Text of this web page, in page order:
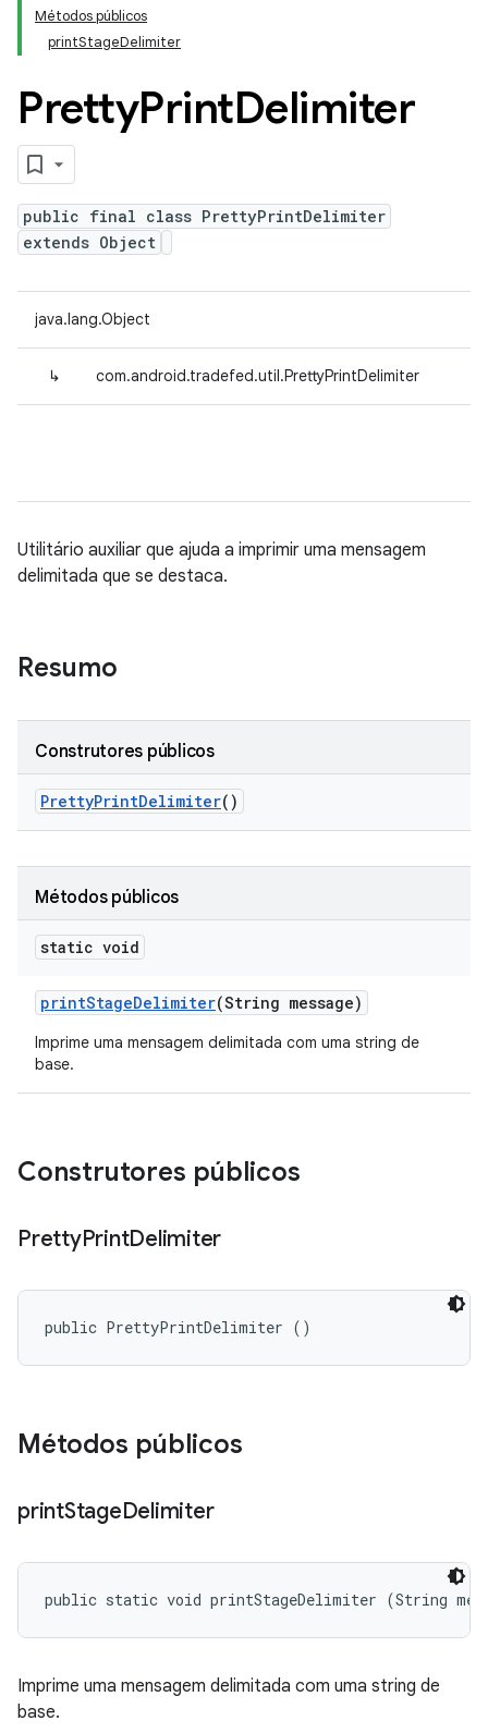
Métodos públicos
printStageDelimiter
PrettyPrintDelimiter
public final class PrettyPrintDelimiter
extends Object
java.lang.Object
↳ com.android.tradefed.util.PrettyPrintDelimiter
Utilitário auxiliar que ajuda a imprimir uma mensagem
delimitada que se destaca.
Resumo
Construtores públicos
PrettyPrintDelimiter()
Métodos públicos
static void
printStageDelimiter(String message)
Imprime uma mensagem delimitada com uma string de
base.
Construtores públicos
PrettyPrintDelimiter
public PrettyPrintDelimiter ()
Métodos públicos
printStageDelimiter
public static void printStageDelimiter (String
Imprime uma mensagem delimitada com uma string de
base.